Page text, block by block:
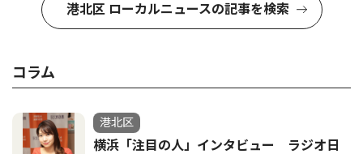
港北区 ローカルニュースの記事を検索
コラム
港北区
横浜「注目の人」インタビュー ラジオ日